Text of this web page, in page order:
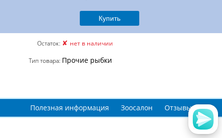
Остаток: ✘ нет в наличии
Тип товара: Прочие рыбки
Полезная информация Зоосалон Отзывы